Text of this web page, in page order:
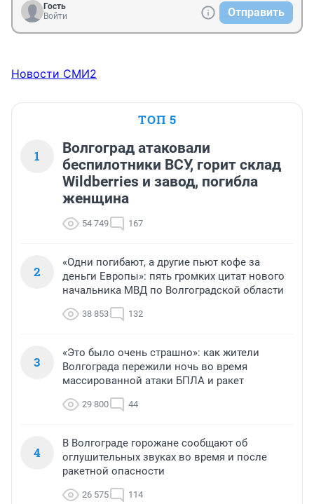
Гость
Войти
Отправить
Новости СМИ2
ТОП 5
1
Волгоград атаковали
беспилотники ВСУ, горит склад
Wildberries и завод, погибла
женщина
54 749 167
2
«Одни погибают, а другие пьют кофе за
деньги Европы»: пять громких цитат нового
начальника МВД по Волгоградской области
38 853 132
3
«Это было очень страшно»: как жители
Волгограда пережили ночь во время
массированной атаки БПЛА и ракет
29 800 44
4
В Волгограде горожане сообщают об
оглушительных звуках во время и после
ракетной опасности
26 575 114